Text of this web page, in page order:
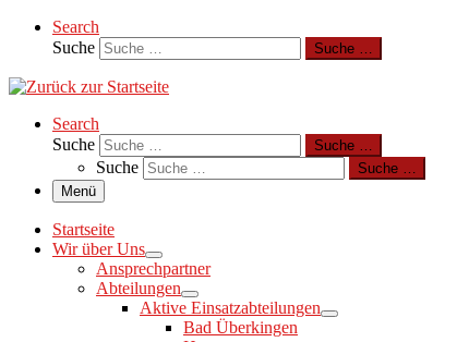
Search
Suche
Suche …
Search
Suche
Suche …
Suche
Suche …
Menü
Startseite
Wir über Uns
Ansprechpartner
Abteilungen
Aktive Einsatzabteilungen
Bad Überkingen